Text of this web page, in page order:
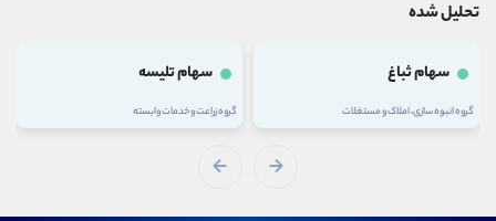
تحلیل شده
سهام ثباغ
گروه انبوه سازی، املاک و مستغلات
سهام تلیسه
گروه زراعت و خدمات وابسته